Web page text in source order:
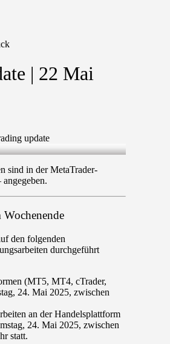
| 22 Mai
update
sind in der MetaTrader-
angegeben.
Wochenende
den folgenden
durchgeführt
(MT5, MT4, cTrader,
, 24. Mai 2025, zwischen
an der Handelsplattform
, 24. Mai 2025, zwischen
statt.